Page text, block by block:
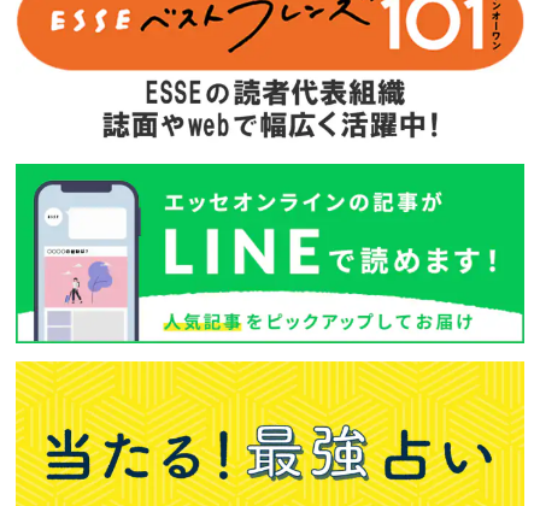
バックナンバー